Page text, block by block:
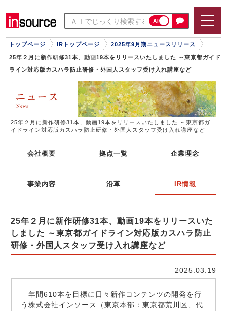
AI
トップページ IRトップページ 2025年9月期ニュースリリース
25年２月に新作研修31本、動画19本をリリースいたしました ～東京都ガイド
ライン対応版カスハラ防止研修・外国人スタッフ受け入れ講座など
25年２月に新作研修31本、動画19本をリリースいたしました ～東京都ガ
イドライン対応版カスハラ防止研修・外国人スタッフ受け入れ講座など
会社概要 拠点一覧 企業理念
事業内容 沿革 IR情報
25年２月に新作研修31本、動画19本をリリースいた
しました ～東京都ガイドライン対応版カスハラ防止
研修・外国人スタッフ受け入れ講座など
2025.03.19
年間610本を目標に日々新作コンテンツの開発を行
う株式会社インソース（東京本部：東京都荒川区、代